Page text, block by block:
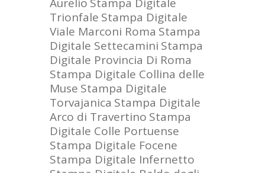
Trionfale Stampa Digitale
Viale Marconi Roma Stampa
Digitale Settecamini Stampa
Digitale Provincia Di Roma
Stampa Digitale Collina delle
Muse Stampa Digitale
Torvajanica Stampa Digitale
Arco di Travertino Stampa
Digitale Colle Portuense
Stampa Digitale Focene
Stampa Digitale Infernetto